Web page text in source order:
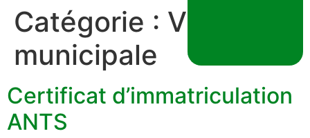
Catégorie : Vie
municipale
Certificat d’immatriculation
ANTS